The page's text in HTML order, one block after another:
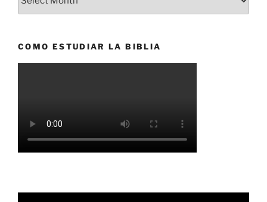
COMO ESTUDIAR LA BIBLIA